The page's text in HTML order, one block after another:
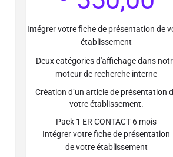
Intégrer votre fiche de présentation de
établissement
Deux catégories d'affichage dans
moteur de recherche interne
Création d’un article de présentation
votre établissement.
Pack 1 ER CONTACT 6 mois
Intégrer votre fiche de présentation
de votre établissement